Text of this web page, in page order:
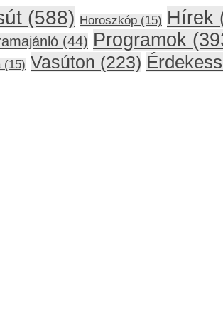
(588) Horoszkóp (15) Hírek
(44) Programok
(15) Vasúton (223)